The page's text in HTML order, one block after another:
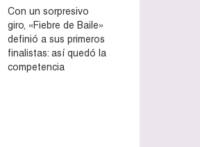
Con un sorpresivo
giro, «Fiebre de Baile»
definió a sus primeros
finalistas: así quedó la
competencia